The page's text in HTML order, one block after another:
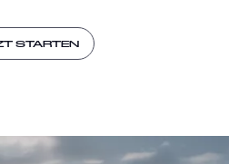
STARTEN